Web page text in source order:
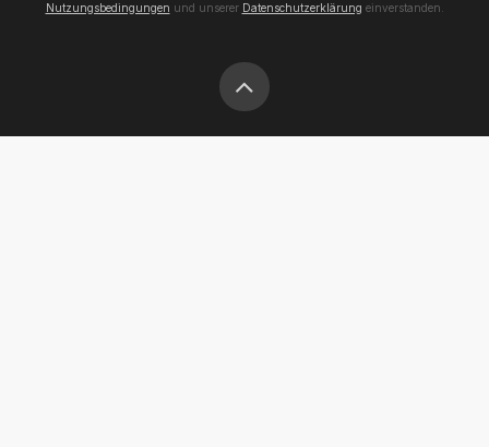
Nutzungsbedingungen und unserer Datenschutzerklärung einverstanden.